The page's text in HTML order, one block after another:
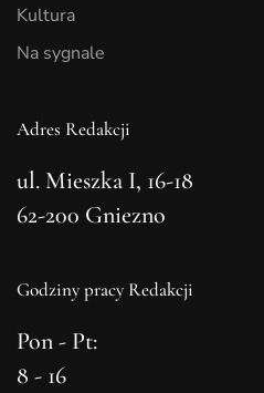
Kultura
Na sygnale
Adres Redakcji
ul. Mieszka I, 16-18
62-200 Gniezno
Godziny pracy Redakcji
Pon - Pt:
8 - 16